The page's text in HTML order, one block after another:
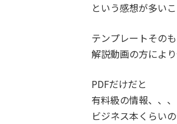
という感想が多い
テンプレートその
解説動画の方によ
PDFだけだと
有料級の情報、、
ビジネス本くらい